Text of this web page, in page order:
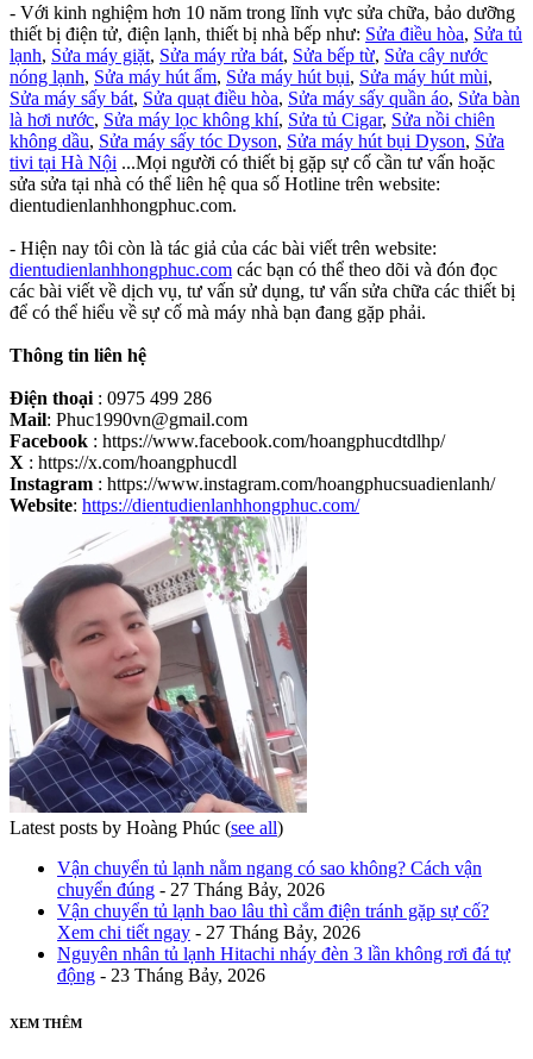
- Với kinh nghiệm hơn 10 năm trong lĩnh vực sửa chữa, bảo dưỡng
thiết bị điện tử, điện lạnh, thiết bị nhà bếp như: Sửa điều hòa, Sửa tủ
lạnh, Sửa máy giặt, Sửa máy rửa bát, Sửa bếp từ, Sửa cây nước
nóng lạnh, Sửa máy hút ẩm, Sửa máy hút bụi, Sửa máy hút mùi,
Sửa máy sấy bát, Sửa quạt điều hòa, Sửa máy sấy quần áo, Sửa bàn
là hơi nước, Sửa máy lọc không khí, Sửa tủ Cigar, Sửa nồi chiên
không dầu, Sửa máy sấy tóc Dyson, Sửa máy hút bụi Dyson, Sửa
tivi tại Hà Nội ...Mọi người có thiết bị gặp sự cố cần tư vấn hoặc
sửa sửa tại nhà có thể liên hệ qua số Hotline trên website:
dientudienlanhhongphuc.com.
- Hiện nay tôi còn là tác giả của các bài viết trên website:
dientudienlanhhongphuc.com các bạn có thể theo dõi và đón đọc
các bài viết về dịch vụ, tư vấn sử dụng, tư vấn sửa chữa các thiết bị
để có thể hiểu về sự cố mà máy nhà bạn đang gặp phải.
Thông tin liên hệ
Điện thoại : 0975 499 286
Mail: Phuc1990vn@gmail.com
Facebook : https://www.facebook.com/hoangphucdtdlhp/
X : https://x.com/hoangphucdl
Instagram : https://www.instagram.com/hoangphucsuadienlanh/
Website: https://dientudienlanhhongphuc.com/
Latest posts by Hoàng Phúc (see all)
Vận chuyển tủ lạnh nằm ngang có sao không? Cách vận
chuyển đúng - 27 Tháng Bảy, 2026
Vận chuyển tủ lạnh bao lâu thì cắm điện tránh gặp sự cố?
Xem chi tiết ngay - 27 Tháng Bảy, 2026
Nguyên nhân tủ lạnh Hitachi nháy đèn 3 lần không rơi đá tự
động - 23 Tháng Bảy, 2026
XEM THÊM